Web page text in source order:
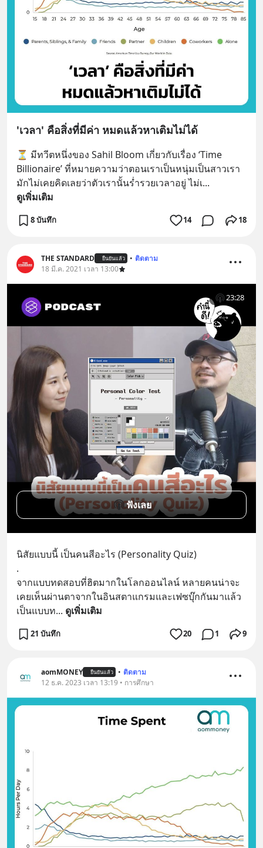
'เวลา' คือสิ่งที่มีค่า หมดแล้วหาเติมไม่ได้
⏳ มีทวีตหนึ่งของ Sahil Bloom เกี่ยวกับเรื่อง ‘Time
Billionaire’ ที่หมายความว่าตอนเราเป็นหนุ่มเป็นสาวเรา
มักไม่เคยคิดเลยว่าตัวเรานั้นร่ำรวยเวลาอยู่ ไม่เ...
ดูเพิ่มเติม
8 บันทึก 14 18
THE STANDARD ยืนยันแล้ว • ติดตาม
18 มี.ค. 2021 เวลา 13:00
23:28
ฟังเลย
นิสัยแบบนี้ เป็นคนสีอะไร (Personality Quiz)
.
จากแบบทดสอบที่ฮิตมากในโลกออนไลน์ หลายคนน่าจะ
เคยเห็นผ่านตาจากในอินสตาแกรมและเฟซบุ๊กกันมาแล้ว
เป็นแบบท... ดูเพิ่มเติม
21 บันทึก 20 1 9
aomMONEY ยืนยันแล้ว • ติดตาม
12 ธ.ค. 2023 เวลา 13:19 • การศึกษา